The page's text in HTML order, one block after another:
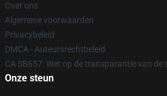
Over ons
Algemene voorwaarden
Privacybeleid
DMCA - Auteursrechtbeleid
CA SB657: Wet op de transparantie van de
Onze steun